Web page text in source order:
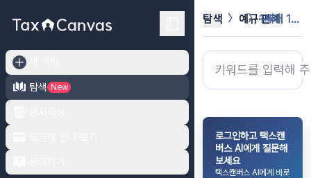
탐색
New
탐색 예규·판례 1세대 1주택 요건 중 거주기간을 충...
로그인하고 택스캔
버스 AI에게 질문해
보세요
택스캔버스 AI에게 바로